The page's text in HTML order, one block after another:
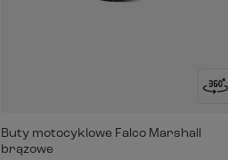
Buty motocyklowe Falco Marshall
brązowe